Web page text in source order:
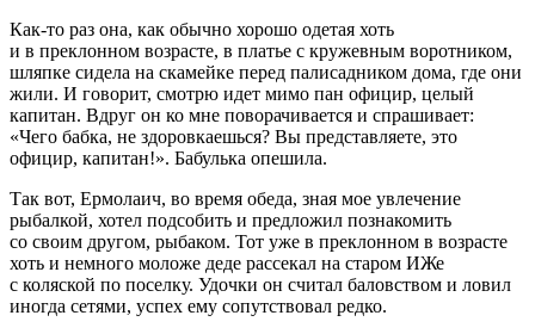
Как-то раз она, как обычно хорошо одетая хоть
и в преклонном возрасте, в платье с кружевным воротником,
шляпке сидела на скамейке перед палисадником дома, где они
жили. И говорит, смотрю идет мимо пан официр, целый
капитан. Вдруг он ко мне поворачивается и спрашивает:
«Чего бабка, не здоровкаешься? Вы представляете, это
официр, капитан!». Бабулька опешила.
Так вот, Ермолаич, во время обеда, зная мое увлечение
рыбалкой, хотел подсобить и предложил познакомить
со своим другом, рыбаком. Тот уже в преклонном в возрасте
хоть и немного моложе деде рассекал на старом ИЖе
с коляской по поселку. Удочки он считал баловством и ловил
иногда сетями, успех ему сопутствовал редко.